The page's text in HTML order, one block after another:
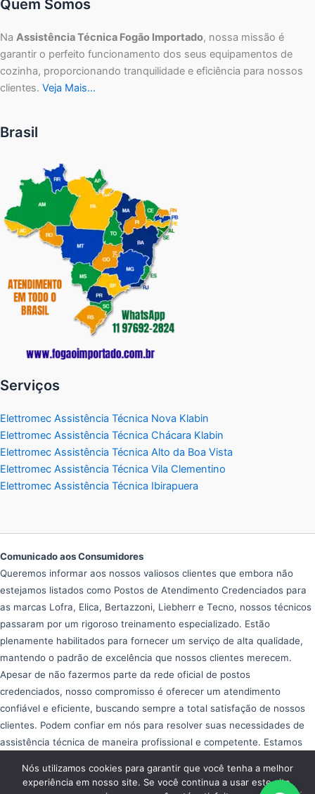
Quem Somos
Na Assistência Técnica Fogão Importado, nossa missão é
garantir o perfeito funcionamento dos seus equipamentos de
cozinha, proporcionando tranquilidade e eficiência para nossos
clientes. Veja Mais…
Brasil
Serviços
Elettromec Assistência Técnica Nova Klabin
Elettromec Assistência Técnica Chácara Klabin
Elettromec Assistência Técnica Alto da Boa Vista
Elettromec Assistência Técnica Vila Clementino
Elettromec Assistência Técnica Ibirapuera
Comunicado aos Consumidores
Queremos informar aos nossos valiosos clientes que embora não
estejamos listados como Postos de Atendimento Credenciados para
as marcas Lofra, Elica, Bertazzoni, Liebherr e Tecno, nossos técnicos
passaram por um rigoroso treinamento especializado. Estão
plenamente habilitados para fornecer um serviço de alta qualidade,
mantendo o padrão de excelência que nossos clientes merecem.
Apesar de não fazermos parte da rede oficial de postos
credenciados, nosso compromisso é oferecer um atendimento
confiável e eficiente, buscando sempre a total satisfação de nossos
clientes. Podem confiar em nós para resolver suas necessidades de
assistência técnica de maneira profissional e competente. Estamos
forma possível, proporcionando tranquilidade e eficiência em seu dia
Nós utilizamos cookies para garantir que você tenha a melhor
experiência em nosso site. Se você continua a usar este site,